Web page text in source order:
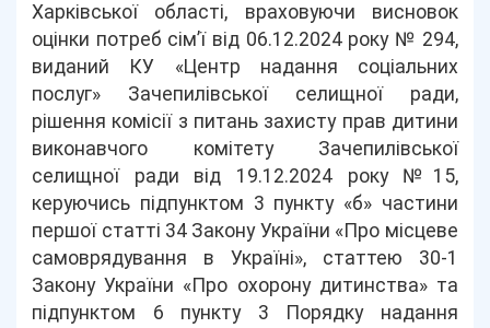
Харківської області, враховуючи висновок
оцінки потреб сім’ї від 06.12.2024 року № 294,
виданий КУ «Центр надання соціальних
послуг» Зачепилівської селищної ради,
рішення комісії з питань захисту прав дитини
виконавчого комітету Зачепилівської
селищної ради від 19.12.2024 року №15,
керуючись підпунктом 3 пункту «б» частини
першої статті 34 Закону України «Про місцеве
самоврядування в Україні», статтею 30-1
Закону України «Про охорону дитинства» та
підпунктом 6 пункту 3 Порядку надання